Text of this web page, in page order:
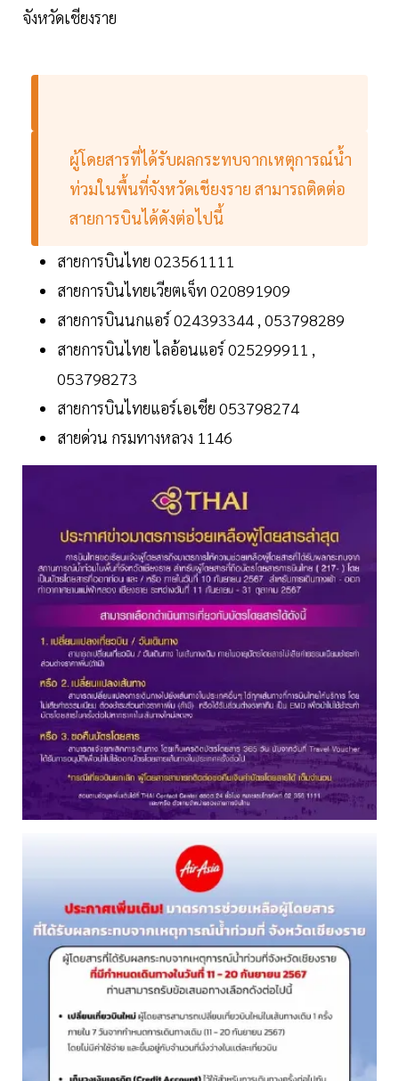
จังหวัดเชียงราย
ผู้โดยสารที่ได้รับผลกระทบจากเหตุการณ์น้ำ
ท่วมในพื้นที่จังหวัดเชียงราย สามารถติดต่อ
สายการบินได้ดังต่อไปนี้
สายการบินไทย 023561111
สายการบินไทยเวียตเจ็ท 020891909
สายการบินนกแอร์ 024393344 , 053798289
สายการบินไทย ไลอ้อนแอร์ 025299911 ,
053798273
สายการบินไทยแอร์เอเชีย 053798274
สายด่วน กรมทางหลวง 1146